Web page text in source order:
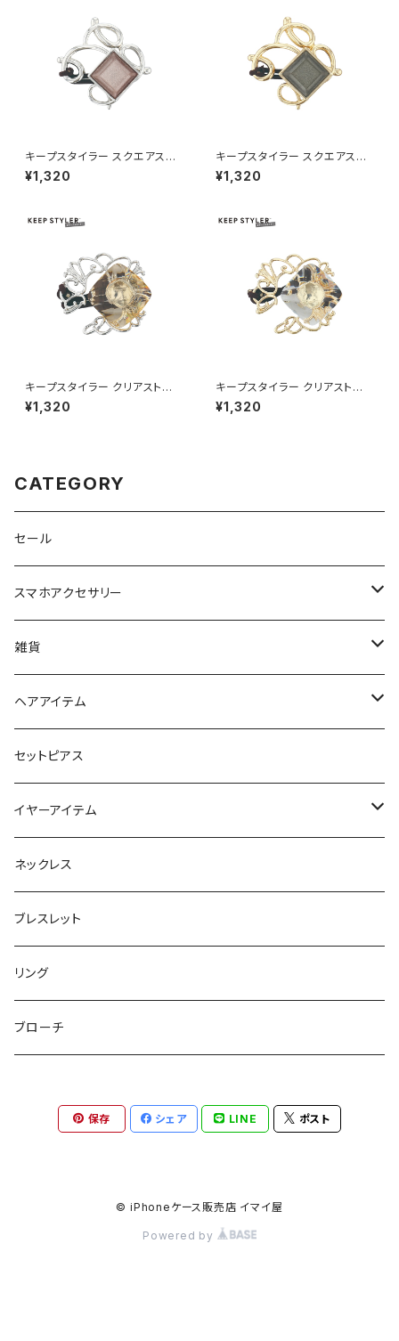
キープスタイラー スクエアスト
ーン HHG1187-SV（シルバー）
¥1,320
キープスタイラー スクエアスト
ーン HHG1187-GD（ゴールド）
¥1,320
キープスタイラー クリアストー
ン HHG1186-SV（シルバー）
¥1,320
キープスタイラー クリアストー
ン HHG1186-GD（ゴールド）
¥1,320
CATEGORY
セール
スマホアクセサリー
iPhoneケース
スマホリング＆グリップ
マルチショルダー
雑貨
ポーチ
マチ付きポーチ
フラットポーチ
etc
スマートキーポーチ
チャーム / カラビナ
ウォレット / 財布
トートバッグ
パスケース
ミラー
ハンドタオル
ヘアアイテム
静電気軽減ヘアブレスレット
ポニーフック
テールクラッチ
シュシュット
キープスタイラー
ヘアピン
ヘアクリップ
セットピアス
イヤーアイテム
ステンレスピアス
ピアス
イヤリング
セットピアス
イヤーカフ
ネックレス
ブレスレット
リング
ブローチ
保存 シェア LINE ポスト
© iPhoneケース販売店 イマイ屋
Powered by